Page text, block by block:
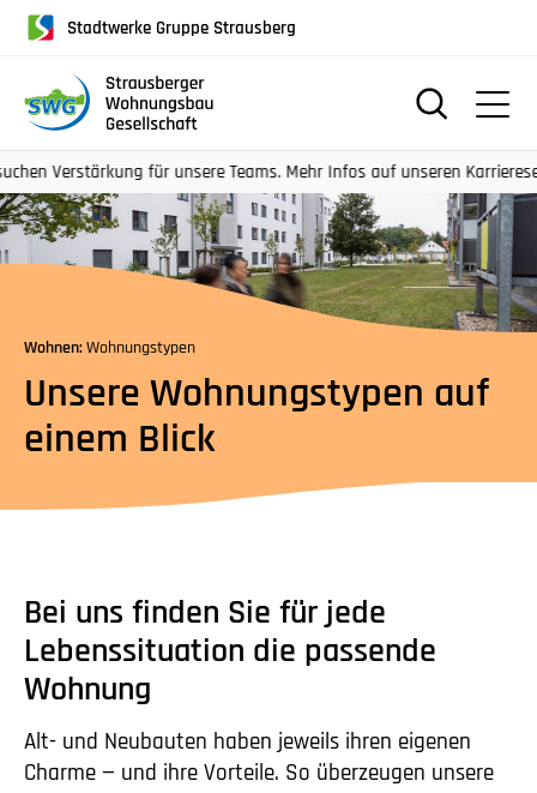
Screenreader
Navigation
der
Tabulatorentaste:
Überspringen
der
Stadtwerke Gruppe Strausberg
für unsere Teams. Mehr Infos auf unseren Karriereseiten.
Wohnen: Wohnungstypen
Unsere Wohnungstypen auf
einem Blick
Bei uns finden Sie für jede
Lebenssituation die passende
Wohnung
Alt- und Neubauten haben jeweils ihren eigenen
Charme — und ihre Vorteile. So überzeugen unsere